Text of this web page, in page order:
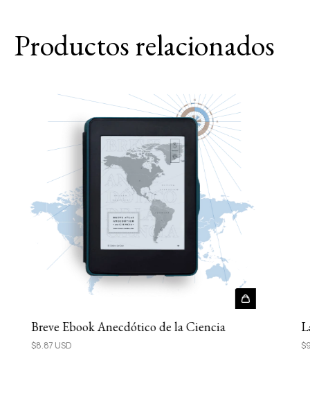
Productos relacionados
Breve Ebook Anecdótico de la Ciencia
$8.87 USD